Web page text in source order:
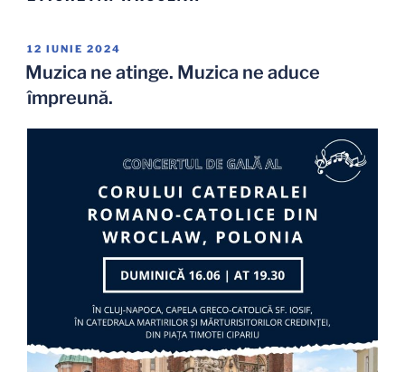
PUBLICAT
PE
12 IUNIE 2024
Muzica ne atinge. Muzica ne aduce
împreună.